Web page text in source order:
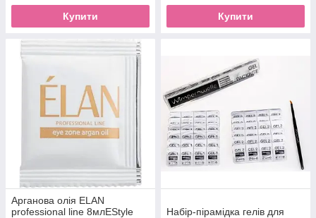
Купити Купити
Арганова олія ELAN
professional line 8млEStyle
Набір-пірамідка гелів для